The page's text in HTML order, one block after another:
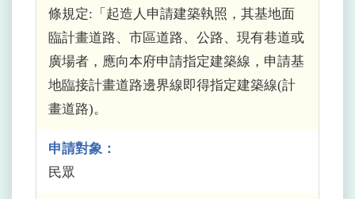
條規定:「起造人申請建築執照，其基地面
臨計畫道路、市區道路、公路、現有巷道或
廣場者，應向本府申請指定建築線，申請基
地臨接計畫道路邊界線即得指定建築線(計
畫道路)。
申請對象：
民眾